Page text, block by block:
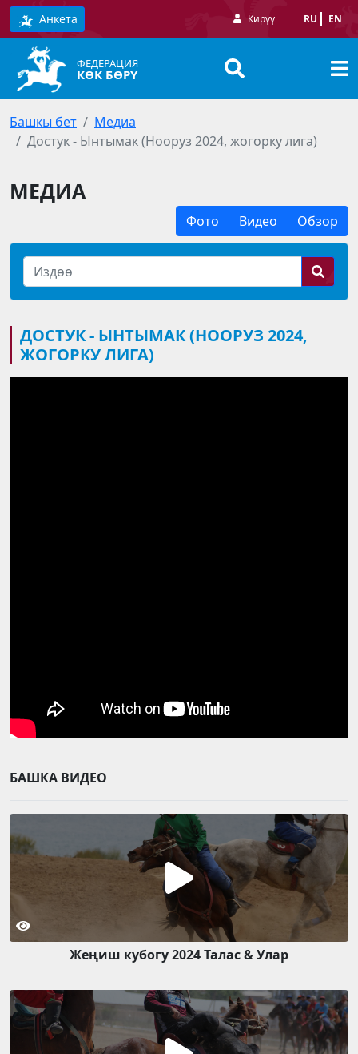
Анкета Кирүү RU EN
ФЕДЕРАЦИЯ
КӨК БӨРҮ
Башкы бет
Медиа
Достук - Ынтымак (Нооруз 2024, жогорку лига)
МЕДИА
Фото Видео Обзор
ДОСТУК - ЫНТЫМАК (НООРУЗ 2024,
ЖОГОРКУ ЛИГА)
БАШКА ВИДЕО
Жеңиш кубогу 2024 Талас & Улар